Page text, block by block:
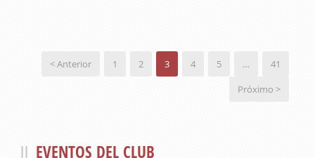
< Anterior 1 2 3 4 5 …
41
Próximo >
EVENTOS DEL CLUB